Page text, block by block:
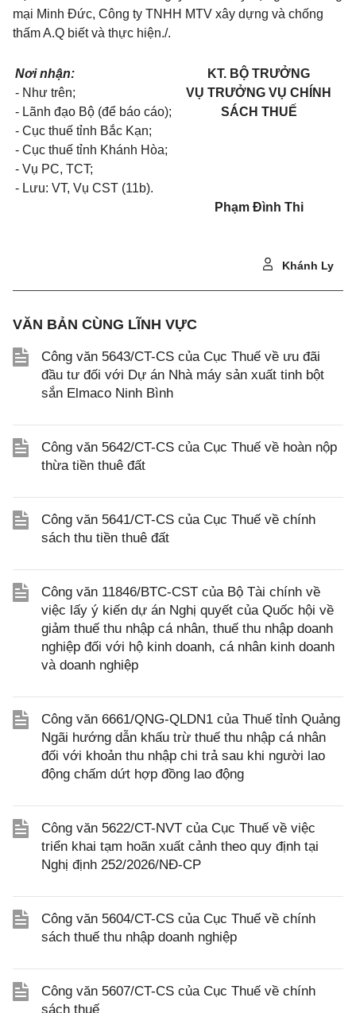
mại Minh Đức, Công ty TNHH MTV xây dựng và chống
thấm A.Q biết và thực hiện./.
Nơi nhận:
- Như trên;
- Lãnh đạo Bộ (để báo cáo);
- Cục thuế tỉnh Bắc Kạn;
- Cục thuế tỉnh Khánh Hòa;
- Vụ PC, TCT;
- Lưu: VT, Vụ CST (11b).
KT. BỘ TRƯỞNG
VỤ TRƯỞNG VỤ CHÍNH
SÁCH THUẾ
Phạm Đình Thi
Khánh Ly
VĂN BẢN CÙNG LĨNH VỰC
Công văn 5643/CT-CS của Cục Thuế về ưu đãi
đầu tư đối với Dự án Nhà máy sản xuất tinh bột
sắn Elmaco Ninh Bình
Công văn 5642/CT-CS của Cục Thuế về hoàn nộp
thừa tiền thuê đất
Công văn 5641/CT-CS của Cục Thuế về chính
sách thu tiền thuê đất
Công văn 11846/BTC-CST của Bộ Tài chính về
việc lấy ý kiến dự án Nghị quyết của Quốc hội về
giảm thuế thu nhập cá nhân, thuế thu nhập doanh
nghiệp đối với hộ kinh doanh, cá nhân kinh doanh
và doanh nghiệp
Công văn 6661/QNG-QLDN1 của Thuế tỉnh Quảng
Ngãi hướng dẫn khấu trừ thuế thu nhập cá nhân
đối với khoản thu nhập chi trả sau khi người lao
động chấm dứt hợp đồng lao động
Công văn 5622/CT-NVT của Cục Thuế về việc
triển khai tạm hoãn xuất cảnh theo quy định tại
Nghị định 252/2026/NĐ-CP
Công văn 5604/CT-CS của Cục Thuế về chính
sách thuế thu nhập doanh nghiệp
Công văn 5607/CT-CS của Cục Thuế về chính
sách thuế